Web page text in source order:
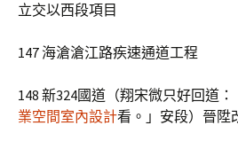
立交以西段項目
147 海滄滄江路疾速通道工程
148 新324國道（翔宋微只好回道
業空間室內設計看。」安段）晉陞